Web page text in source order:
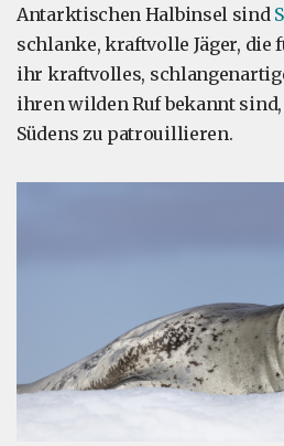
Antarktischen Halbinsel sind
schlanke, kraftvolle Jäger, die
ihr kraftvolles,
ihren wilden Ruf bekannt
Südens zu patrouillieren.